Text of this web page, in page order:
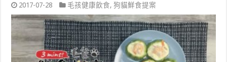
2017-07-28 毛孩健康飲食,狗貓鮮食提案